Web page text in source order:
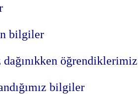
bilgiler
öğrendiklerimiz
bilgiler